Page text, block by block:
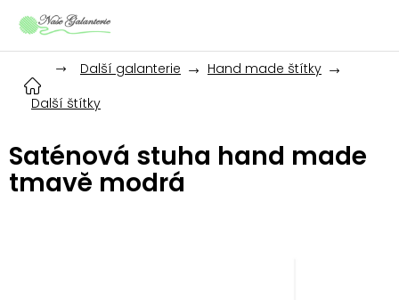
Další galanterie
Hand made štítky
Další štítky
Saténová stuha hand made
tmavě modrá